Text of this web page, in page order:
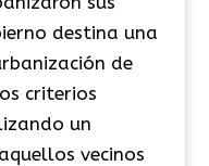
destina una
de
criterios
un
vecinos